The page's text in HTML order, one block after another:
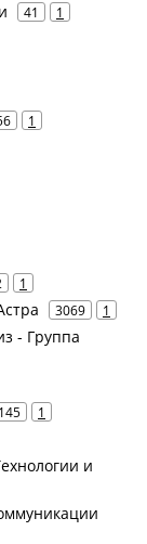
41 1
1
1
3069 1
- Группа
1
и